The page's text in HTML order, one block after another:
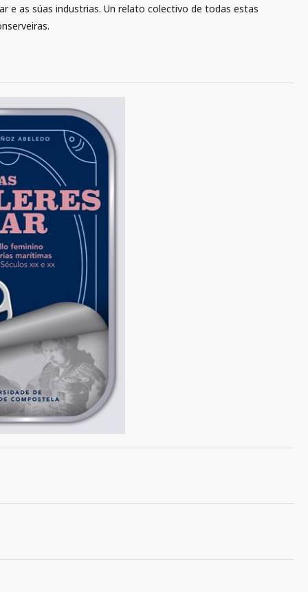
e as súas industrias. Un relato colectivo de todas estas